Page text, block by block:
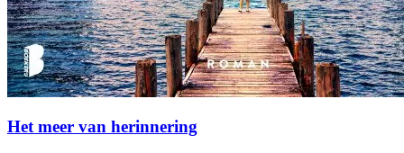
Het meer van herinnering